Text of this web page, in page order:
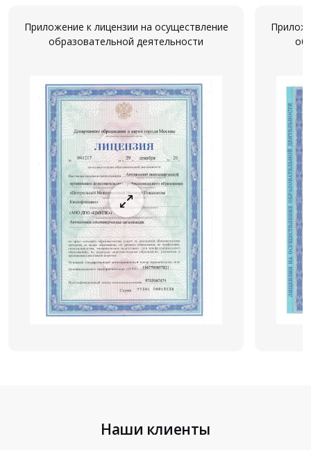
Приложение к лицензии на осуществление
образовательной деятельности
Наши клиенты